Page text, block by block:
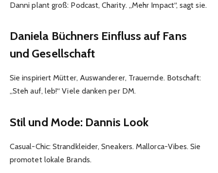
Danni plant groß: Podcast, Charity. „Mehr Impact“, sagt sie.
Daniela Büchners Einfluss auf Fans
und Gesellschaft
Sie inspiriert Mütter, Auswanderer, Trauernde. Botschaft:
„Steh auf, leb!“ Viele danken per DM.
Stil und Mode: Dannis Look
Casual-Chic: Strandkleider, Sneakers. Mallorca-Vibes. Sie
promotet lokale Brands.